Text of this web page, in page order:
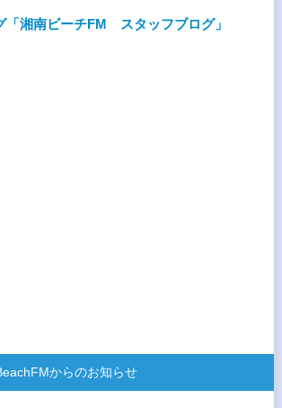
「湘南ビーチFM スタッフブログ」
からのお知らせ